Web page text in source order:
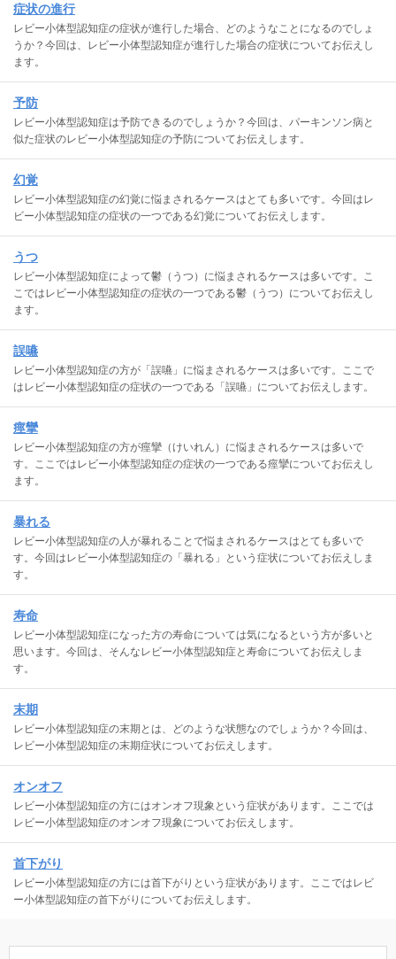
症状の進行
レビー小体型認知症の症状が進行した場合、どのようなことになるのでしょ
うか？今回は、レビー小体型認知症が進行した場合の症状についてお伝えし
ます。
予防
レビー小体型認知症は予防できるのでしょうか？今回は、パーキンソン病と
似た症状のレビー小体型認知症の予防についてお伝えします。
幻覚
レビー小体型認知症の幻覚に悩まされるケースはとても多いです。今回はレ
ビー小体型認知症の症状の一つである幻覚についてお伝えします。
うつ
レビー小体型認知症によって鬱（うつ）に悩まされるケースは多いです。こ
こではレビー小体型認知症の症状の一つである鬱（うつ）についてお伝えし
ます。
誤嚥
レビー小体型認知症の方が「誤嚥」に悩まされるケースは多いです。ここで
はレビー小体型認知症の症状の一つである「誤嚥」についてお伝えします。
痙攣
レビー小体型認知症の方が痙攣（けいれん）に悩まされるケースは多いで
す。ここではレビー小体型認知症の症状の一つである痙攣についてお伝えし
ます。
暴れる
レビー小体型認知症の人が暴れることで悩まされるケースはとても多いで
す。今回はレビー小体型認知症の「暴れる」という症状についてお伝えしま
す。
寿命
レビー小体型認知症になった方の寿命については気になるという方が多いと
思います。今回は、そんなレビー小体型認知症と寿命についてお伝えしま
す。
末期
レビー小体型認知症の末期とは、どのような状態なのでしょうか？今回は、
レビー小体型認知症の末期症状についてお伝えします。
オンオフ
レビー小体型認知症の方にはオンオフ現象という症状があります。ここでは
レビー小体型認知症のオンオフ現象についてお伝えします。
首下がり
レビー小体型認知症の方には首下がりという症状があります。ここではレビ
ー小体型認知症の首下がりについてお伝えします。